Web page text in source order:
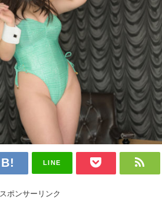
LINE
スポンサーリンク